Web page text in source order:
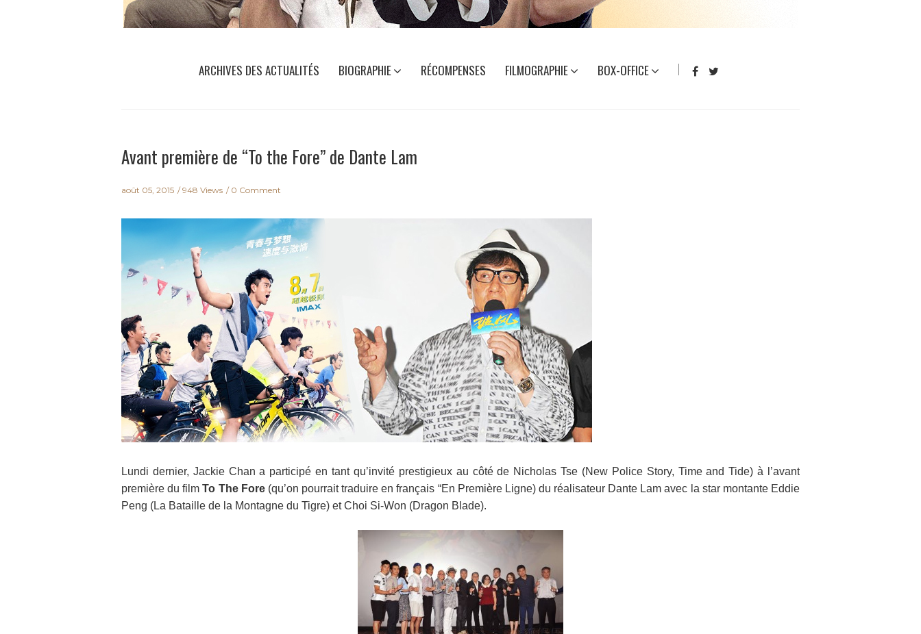
ARCHIVES DES ACTUALITÉS BIOGRAPHIE RÉCOMPENSES FILMOGRAPHIE BOX-OFFICE
Avant première de “To the Fore” de Dante Lam
août 05, 2015 948 Views 0 Comment
Lundi dernier, Jackie Chan a participé en tant qu’invité prestigieux au côté de Nicholas Tse (New Police Story, Time and Tide) à l’avant
première du filmTo The Fore (qu’on pourrait traduire en français “En Première Ligne)du réalisateur Dante Lam avec la star montante Eddie
Peng (La Bataille de la Montagne du Tigre) et Choi Si-Won (Dragon Blade).